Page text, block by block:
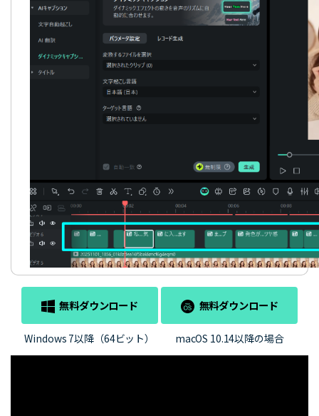
無料ダウンロード
Windows 7以降（64ビット）
無料ダウンロード
macOS 10.14以降の場合